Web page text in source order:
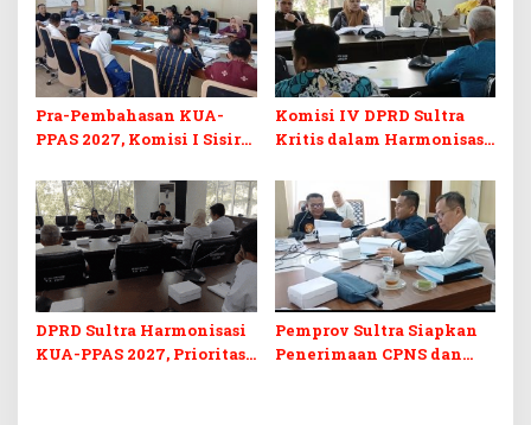
Pra-Pembahasan KUA-
PPAS 2027, Komisi I Sisir
Berkelanjutan
Komisi IV DPRD Sultra
Kritis dalam Harmonisasi
Perubahan APBD 2026
DPRD Sultra Harmonisasi
KUA-PPAS 2027, Prioritas
Pemprov Sultra Siapkan
Penerimaan CPNS dan